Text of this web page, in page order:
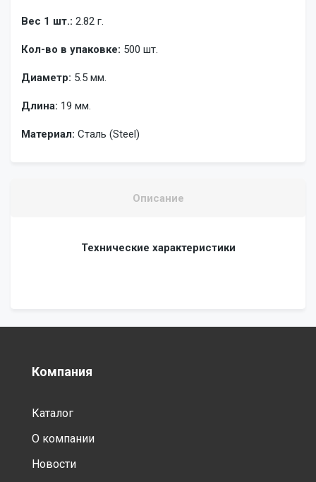
Вес 1 шт.: 2.82 г.
Кол-во в упаковке: 500 шт.
Диаметр: 5.5 мм.
Длина: 19 мм.
Материал: Сталь (Steel)
Описание
Технические характеристики
Компания
Каталог
О компании
Новости